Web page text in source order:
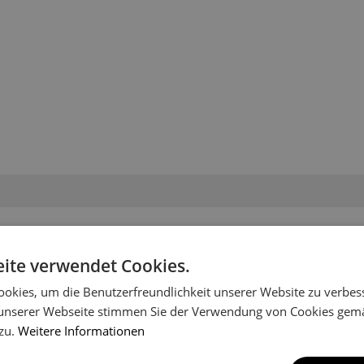
Ihr Fahrzeugmodell
aufgenommen worden. Schreiben Sie uns, um
verwendet Cookies.
um die Benutzerfreundlichkeit unserer Website zu
Webseite stimmen Sie der Verwendung von Cookies
Weitere Informationen